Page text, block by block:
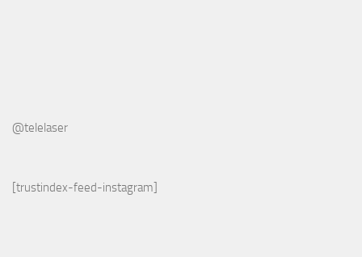
@telelaser
[trustindex-feed-instagram]